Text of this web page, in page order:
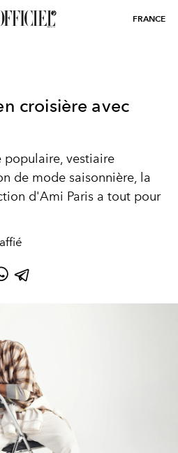
FRANCE
croisière avec
vestiaire
de mode saisonnière, la
d'Ami Paris a tout pour